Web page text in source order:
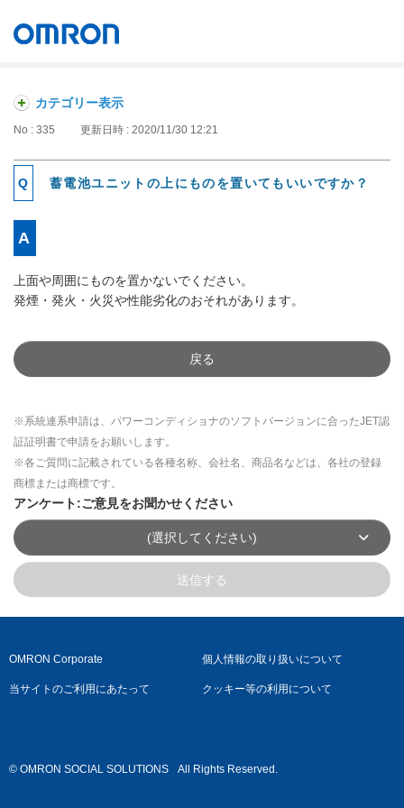
カテゴリー表示
No : 335 更新日時 : 2020/11/30 12:21
蓄電池ユニットの上にものを置いてもいいですか？
上面や周囲にものを置かないでください。
発煙・発火・火災や性能劣化のおそれがあります。
戻る
※系統連系申請は、パワーコンディショナのソフトバージョンに合ったJET認
証証明書で申請をお願いします。
※各ご質問に記載されている各種名称、会社名、商品名などは、各社の登録
商標または商標です。
アンケート:ご意見をお聞かせください
(選択してください)
送信する
OMRON Corporate 個人情報の取り扱いについて
当サイトのご利用にあたって クッキー等の利用について
© OMRON SOCIAL SOLUTIONS All Rights Reserved.